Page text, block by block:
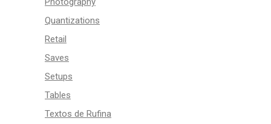
Quantizations
Retail
Saves
Setups
Tables
Textos de Rufina